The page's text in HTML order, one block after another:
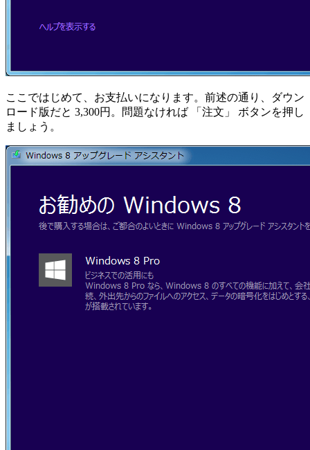
ここではじめて、お支払いになります。前述の通り、ダウン
ロード版だと 3,300円。問題なければ 「注文」 ボタンを押し
ましょう。